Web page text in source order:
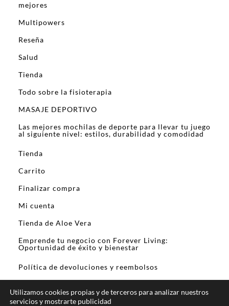
mejores
Multipowers
Reseña
Salud
Tienda
Todo sobre la fisioterapia
MASAJE DEPORTIVO
Las mejores mochilas de deporte para llevar tu juego
al siguiente nivel: estilos, durabilidad y comodidad
Tienda
Carrito
Finalizar compra
Mi cuenta
Tienda de Aloe Vera
Emprende tu negocio con Forever Living:
Oportunidad de éxito y bienestar
Política de devoluciones y reembolsos
Utilizamos cookies propias y de terceros para analizar nuestros
servicios y mostrarte publicidad